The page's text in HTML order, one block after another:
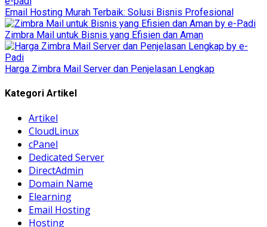
Email Hosting Murah Terbaik: Solusi Bisnis Profesional
Zimbra Mail untuk Bisnis yang Efisien dan Aman
Harga Zimbra Mail Server dan Penjelasan Lengkap
Kategori Artikel
Artikel
CloudLinux
cPanel
Dedicated Server
DirectAdmin
Domain Name
Elearning
Email Hosting
Hosting